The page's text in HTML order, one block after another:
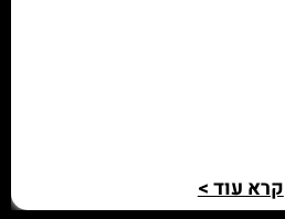
קרא עוד >